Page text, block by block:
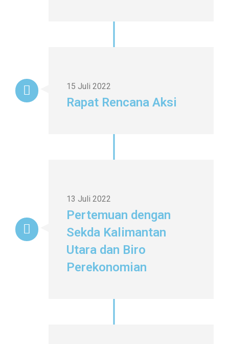
15 Juli 2022
Rapat Rencana Aksi
13 Juli 2022
Pertemuan dengan
Sekda Kalimantan
Utara dan Biro
Perekonomian